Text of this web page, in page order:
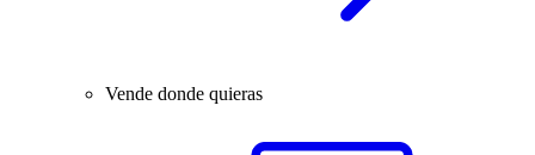
Vende donde quieras